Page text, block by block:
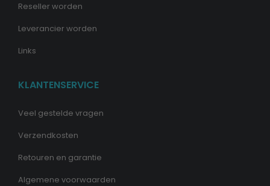
Reseller worden
Leverancier worden
Links
KLANTENSERVICE
Veel gestelde vragen
Verzendkosten
Retouren en garantie
Algemene voorwaarden